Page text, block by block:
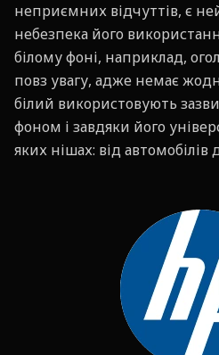
неприємних відчуттів, є
небезпека його
білому фоні, наприклад,
повз увагу, адже немає
білий використовують
фоном і завдяки його
яких нішах: від автомобілів